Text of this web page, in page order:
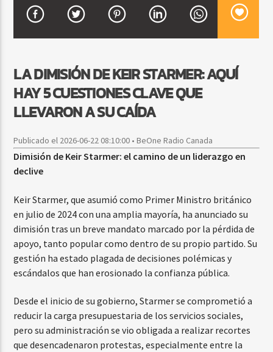
CURRENT SHOW
VIBRAS TROPICALES
2:00 AM 4:00 AM
Beone Radio
LA DIMISIÓN DE KEIR STARMER: AQUÍ
HAY 5 CUESTIONES CLAVE QUE
LLEVARON A SU CAÍDA
Publicado el 2026-06-22 08:10:00 • BeOne Radio Canada
Dimisión de Keir Starmer: el camino de un liderazgo en
declive
Keir Starmer, que asumió como Primer Ministro británico
en julio de 2024 con una amplia mayoría, ha anunciado su
dimisión tras un breve mandato marcado por la pérdida de
apoyo, tanto popular como dentro de su propio partido. Su
gestión ha estado plagada de decisiones polémicas y
escándalos que han erosionado la confianza pública.
Desde el inicio de su gobierno, Starmer se comprometió a
reducir la carga presupuestaria de los servicios sociales,
pero su administración se vio obligada a realizar recortes
que desencadenaron protestas, especialmente entre la